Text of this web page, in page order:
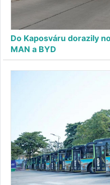
Do Kaposváru dorazily
MAN a BYD